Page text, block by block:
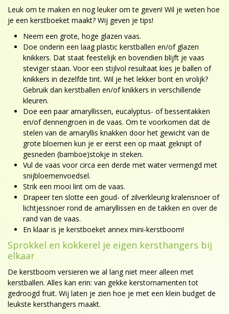
Leuk om te maken en nog leuker om te geven! Wil je weten hoe
je een kerstboeket maakt? Wij geven je tips!
Neem een grote, hoge glazen vaas.
Doe onderin een laag plastic kerstballen en/of glazen
knikkers. Dat staat feestelijk en bovendien blijft je vaas
steviger staan. Voor een stijlvol resultaat kies je ballen of
knikkers in dezelfde tint. Wil je het lekker bont en vrolijk?
Gebruik dan kerstballen en/of knikkers in verschillende
kleuren.
Doe een paar amaryllissen, eucalyptus- of bessentakken
en/of dennengroen in de vaas. Om te voorkomen dat de
stelen van de amaryllis knakken door het gewicht van de
grote bloemen kun je er eerst een op maat geknipt of
gesneden (bamboe)stokje in steken.
Vul de vaas voor circa een derde met water vermengd met
snijbloemenvoedsel.
Strik een mooi lint om de vaas.
Drapeer ten slotte een goud- of zilverkleurig kralensnoer of
lichtjessnoer rond de amaryllissen en de takken en over de
rand van de vaas.
En klaar is je kerstboeket annex mini-kerstboom!
Sprokkel en kokkerel je eigen kersthangers bij
elkaar
De kerstboom versieren we al lang niet meer alleen met
kerstballen. Alles kan erin: van gekke kerstornamenten tot
gedroogd fruit. Wij laten je zien hoe je met een klein budget de
leukste kersthangers maakt.